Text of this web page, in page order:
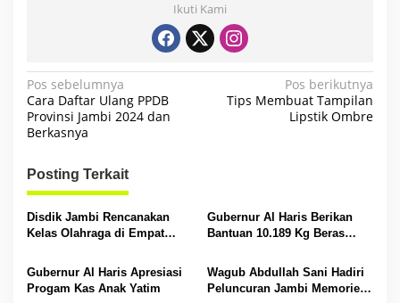
Ikuti Kami
N
a
v
i
g
a
s
i
p
Pos sebelumnya
Cara Daftar Ulang PPDB
Provinsi Jambi 2024 dan
Berkasnya
Pos berikutnya
Tips Membuat Tampilan
Lipstik Ombre
Posting Terkait
Disdik Jambi Rencanakan
Kelas Olahraga di Empat
Gubernur Al Haris Berikan
Bantuan 10.189 Kg Beras
Sarolangun
Gubernur Al Haris Apresiasi
Progam Kas Anak Yatim
Wagub Abdullah Sani Hadiri
Peluncuran Jambi Memories